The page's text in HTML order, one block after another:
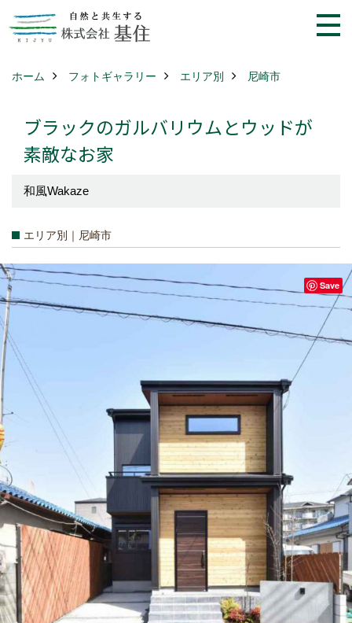
ホーム フォトギャラリー エリア別 尼崎市
ブラックのガルバリウムとウッドが
素敵なお家
和風Wakaze
エリア別｜尼崎市
Save